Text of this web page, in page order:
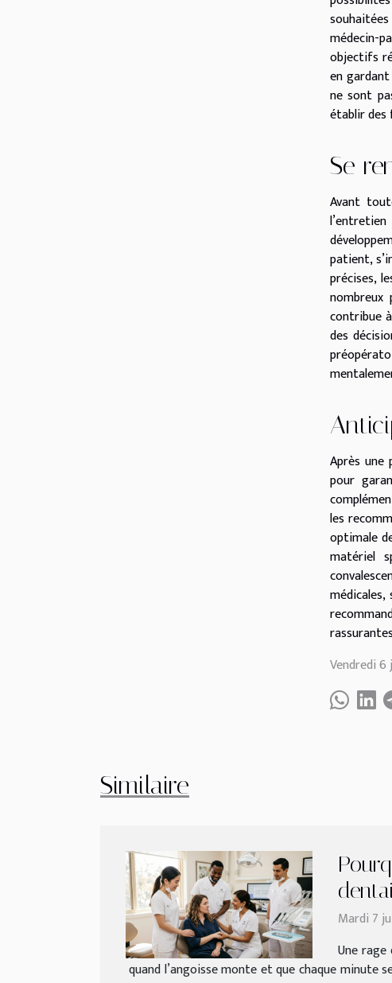
médecin-
objectifs
en
ne sont
établir des
Se
Avant
patient,
précises,
contribue
des
Après
pour
les
optimale
matériel
Vendredi 6
Similaire
Mardi 7
Une
quand l’angoisse monte et que chaque minute